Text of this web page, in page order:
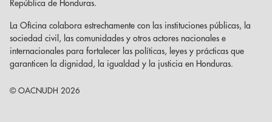
República de Honduras.
La Oficina colabora estrechamente con las instituciones públicas, la
sociedad civil, las comunidades y otros actores nacionales e
internacionales para fortalecer las políticas, leyes y prácticas que
garanticen la dignidad, la igualdad y la justicia en Honduras.
© OACNUDH 2026